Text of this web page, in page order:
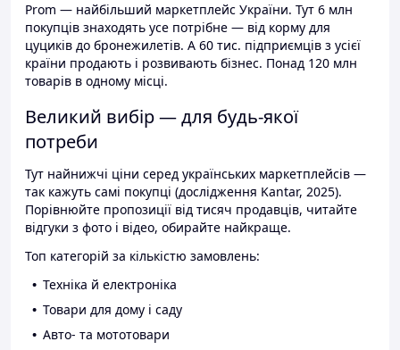
Prom — найбільший маркетплейс України. Тут 6 млн
покупців знаходять усе потрібне — від корму для
цуциків до бронежилетів. А 60 тис. підприємців з усієї
країни продають і розвивають бізнес. Понад 120 млн
товарів в одному місці.
Великий вибір — для будь-якої
потреби
Тут найнижчі ціни серед українських маркетплейсів —
так кажуть самі покупці (дослідження Kantar, 2025).
Порівнюйте пропозиції від тисяч продавців, читайте
відгуки з фото і відео, обирайте найкраще.
Топ категорій за кількістю замовлень:
Техніка й електроніка
Товари для дому і саду
Авто- та мототовари